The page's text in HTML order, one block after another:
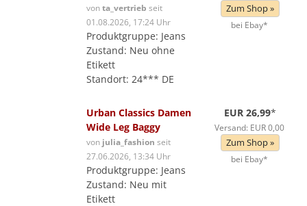
vonta_vertrieb seit
01.08.2026, 17:24 Uhr
Produktgruppe: Jeans
Zustand: Neu ohne
Etikett
Standort: 24*** DE
Zum Shop »
bei Ebay*
Urban Classics Damen
Wide Leg Baggy
von julia_fashion seit
27.06.2026, 13:34 Uhr
Produktgruppe: Jeans
Zustand: Neu mit
Etikett
EUR 26,99*
Versand: EUR 0,00
Zum Shop »
bei Ebay*